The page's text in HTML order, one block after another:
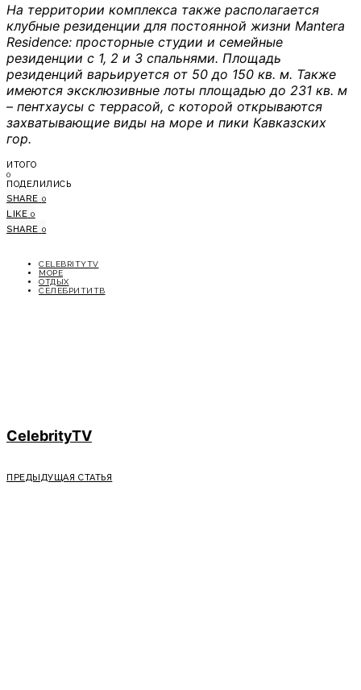
На территории комплекса также располагается
клубные резиденции для постоянной жизни Mantera
Residence: просторные студии и семейные
резиденции с 1, 2 и 3 спальнями. Площадь
резиденций варьируется от 50 до 150 кв. м. Также
имеются эксклюзивные лоты площадью до 231 кв. м
– пентхаусы с террасой, с которой открываются
захватывающие виды на море и пики Кавказских
гор.
ИТОГО
0
ПОДЕЛИЛИСЬ
SHARE 0
LIKE 0
SHARE 0
CELEBRITYTV
МОРЕ
ОТДЫХ
СЕЛЕБРИТИТВ
CelebrityTV
ПРЕДЫДУЩАЯ СТАТЬЯ